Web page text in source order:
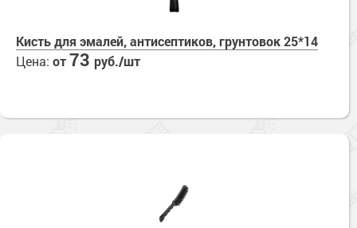
Кисть для эмалей, антисептиков, грунтовок 25*14
Цена: от73 руб./шт